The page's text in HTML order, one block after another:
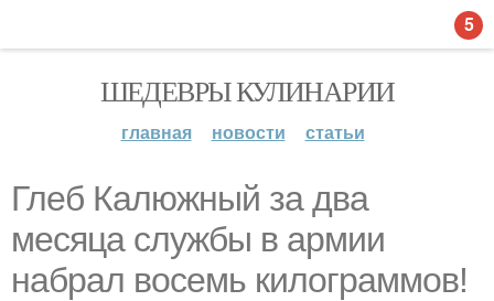
ШЕДЕВРЫ КУЛИНАРИИ
главная новости статьи
Глеб Калюжный за два
месяца службы в армии
набрал восемь килограммов!
5